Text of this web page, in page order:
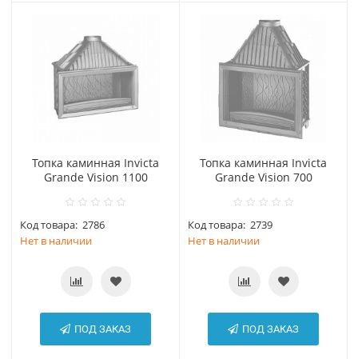
Топка каминная Invicta
Grande Vision 1100
Код товара: 2786
Нет в наличии
ПОД ЗАКАЗ
Топка каминная Invicta
Grande Vision 700
Код товара: 2739
Нет в наличии
ПОД ЗАКАЗ